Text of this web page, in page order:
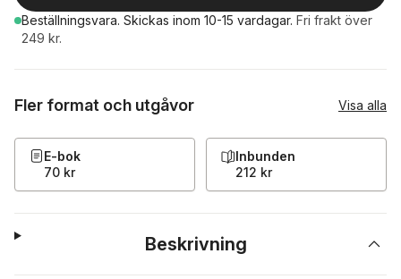
Beställningsvara. Skickas inom 10-15 vardagar. Fri frakt över
249 kr.
Fler format och utgåvor Visa alla
E-bok
70 kr
Inbunden
212 kr
Beskrivning